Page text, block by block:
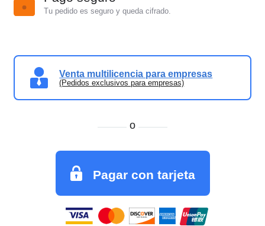
Tu pedido es seguro y queda cifrado.
Venta multilicencia para empresas
(Pedidos exclusivos para empresas)
o
Pagar con tarjeta